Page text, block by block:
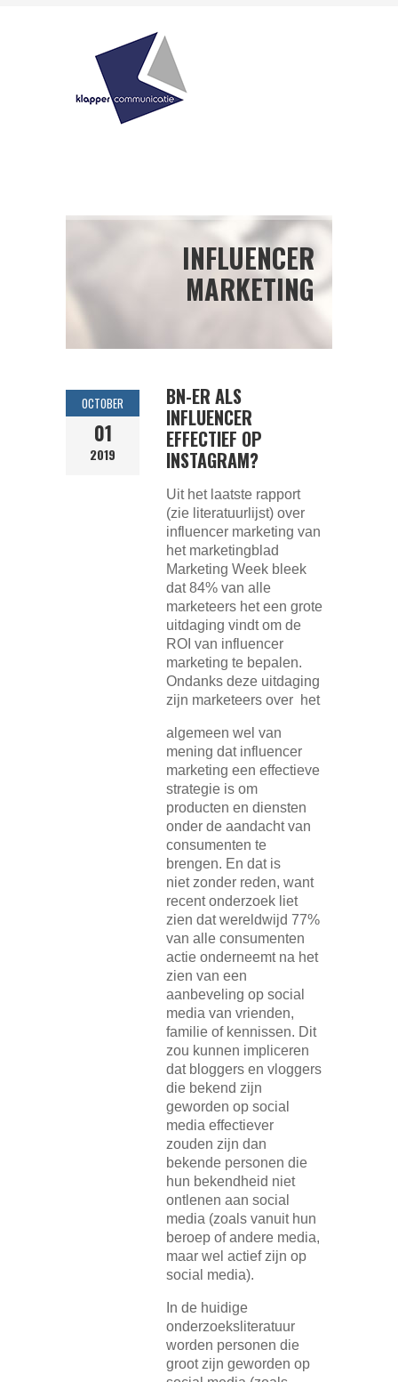
INFLUENCER
MARKETING
OCTOBER
01
2019
BN-ER ALS
INFLUENCER
EFFECTIEF OP
INSTAGRAM?
Uit het laatste rapport
(zie literatuurlijst) over
influencer marketing van
het marketingblad
Marketing Week bleek
dat 84% van alle
marketeers het een grote
uitdaging vindt om de
ROI van influencer
marketing te bepalen.
Ondanks deze uitdaging
zijn marketeers over het
algemeen wel van
mening dat influencer
marketing een effectieve
strategie is om
producten en diensten
onder de aandacht van
consumenten te
brengen. En dat is
niet zonder reden, want
recent onderzoek liet
zien dat wereldwijd 77%
van alle consumenten
actie onderneemt na het
zien van een
aanbeveling op social
media van vrienden,
familie of kennissen. Dit
zou kunnen impliceren
dat bloggers en vloggers
die bekend zijn
geworden op social
media effectiever
zouden zijn dan
bekende personen die
hun bekendheid niet
ontlenen aan social
media (zoals vanuit hun
beroep of andere media,
maar wel actief zijn op
social media).
In de huidige
onderzoeksliteratuur
worden personen die
groot zijn geworden op